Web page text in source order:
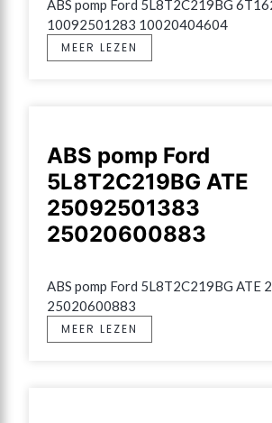
ABS pomp Ford 5L8T2C219BG
10092501283 10020404604
MEER LEZEN
ABS pomp Ford
5L8T2C219BG ATE
25092501383
25020600883
ABS pomp Ford 5L8T2C219BG ATE
25020600883
MEER LEZEN